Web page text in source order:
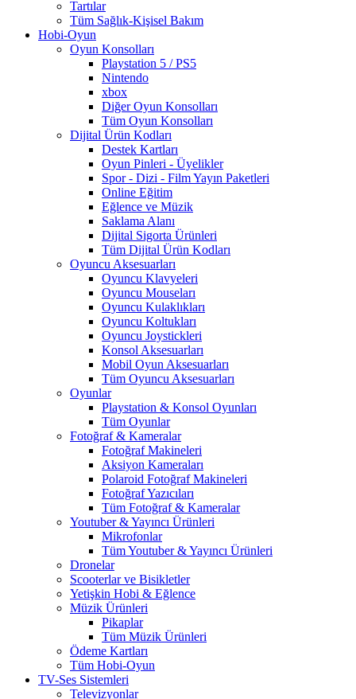
Tartılar
Tüm Sağlık-Kişisel Bakım
Hobi-Oyun
Oyun Konsolları
Playstation 5 / PS5
Nintendo
xbox
Diğer Oyun Konsolları
Tüm Oyun Konsolları
Dijital Ürün Kodları
Destek Kartları
Oyun Pinleri - Üyelikler
Spor - Dizi - Film Yayın Paketleri
Online Eğitim
Eğlence ve Müzik
Saklama Alanı
Dijital Sigorta Ürünleri
Tüm Dijital Ürün Kodları
Oyuncu Aksesuarları
Oyuncu Klavyeleri
Oyuncu Mouseları
Oyuncu Kulaklıkları
Oyuncu Koltukları
Oyuncu Joystickleri
Konsol Aksesuarları
Mobil Oyun Aksesuarları
Tüm Oyuncu Aksesuarları
Oyunlar
Playstation & Konsol Oyunları
Tüm Oyunlar
Fotoğraf & Kameralar
Fotoğraf Makineleri
Aksiyon Kameraları
Polaroid Fotoğraf Makineleri
Fotoğraf Yazıcıları
Tüm Fotoğraf & Kameralar
Youtuber & Yayıncı Ürünleri
Mikrofonlar
Tüm Youtuber & Yayıncı Ürünleri
Dronelar
Scooterlar ve Bisikletler
Yetişkin Hobi & Eğlence
Müzik Ürünleri
Pikaplar
Tüm Müzik Ürünleri
Ödeme Kartları
Tüm Hobi-Oyun
TV-Ses Sistemleri
Televizyonlar